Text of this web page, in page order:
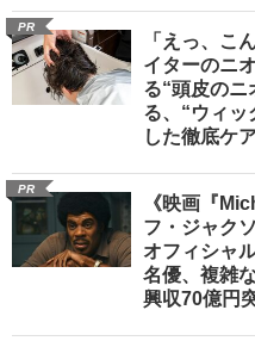
PR
「えっ、こ
イターのニ
る“頭皮のニ
る、“ウィッ
した徹底ケ
PR
《映画『
フ・ジャク
オフィシャ
名優、複雑
興収70億円